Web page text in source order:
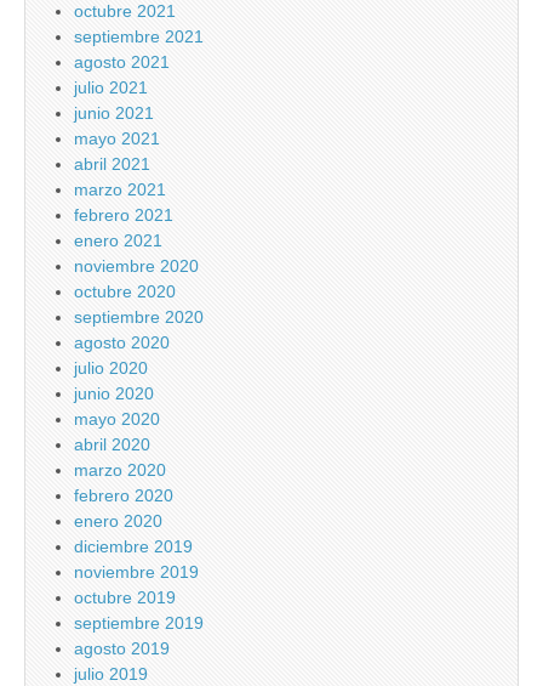
octubre 2021
septiembre 2021
agosto 2021
julio 2021
junio 2021
mayo 2021
abril 2021
marzo 2021
febrero 2021
enero 2021
noviembre 2020
octubre 2020
septiembre 2020
agosto 2020
julio 2020
junio 2020
mayo 2020
abril 2020
marzo 2020
febrero 2020
enero 2020
diciembre 2019
noviembre 2019
octubre 2019
septiembre 2019
agosto 2019
julio 2019